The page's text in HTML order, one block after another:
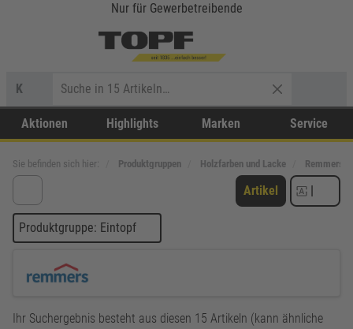
Nur für Gewerbetreibende
K
Aktionen Highlights Marken Service
Sie befinden sich hier: Produktgruppen Holzfarben und Lacke Remmers
Artikel |
Produktgruppe: Eintopf
Ihr Suchergebnis besteht aus diesen 15 Artikeln (kann ähnliche